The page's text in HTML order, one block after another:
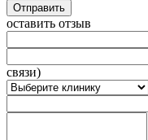
Отправить
оставить отзыв
связи)